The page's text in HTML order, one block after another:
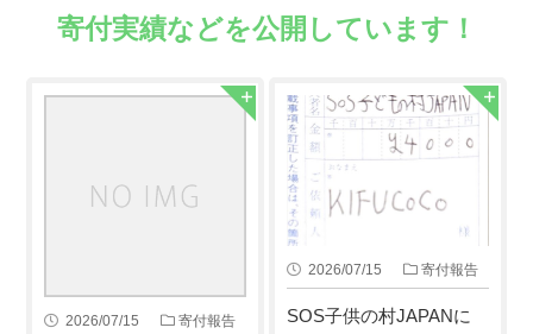
寄付実績などを公開しています！
2026/07/15 寄付報告
2026/07/15 寄付報告
SOS子供の村JAPANに